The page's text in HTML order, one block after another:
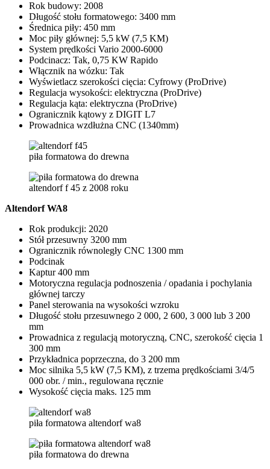
Rok budowy: 2008
Długość stołu formatowego: 3400 mm
Średnica piły: 450 mm
Moc piły głównej: 5,5 kW (7,5 KM)
System prędkości Vario 2000-6000
Podcinacz: Tak, 0,75 KW Rapido
Włącznik na wózku: Tak
Wyświetlacz szerokości cięcia: Cyfrowy (ProDrive)
Regulacja wysokości: elektryczna (ProDrive)
Regulacja kąta: elektryczna (ProDrive)
Ogranicznik kątowy z DIGIT L7
Prowadnica wzdłużna CNC (1340mm)
piła formatowa do drewna
altendorf f 45 z 2008 roku
Altendorf WA8
Rok produkcji: 2020
Stół przesuwny 3200 mm
Ogranicznik równoległy CNC 1300 mm
Podcinak
Kaptur 400 mm
Motoryczna regulacja podnoszenia / opadania i pochylania
głównej tarczy
Panel sterowania na wysokości wzroku
Długość stołu przesuwnego 2 000, 2 600, 3 000 lub 3 200
mm
Prowadnica z regulacją motoryczną, CNC, szerokość cięcia 1
300 mm
Przykładnica poprzeczna, do 3 200 mm
Moc silnika 5,5 kW (7,5 KM), z trzema prędkościami 3/4/5
000 obr. / min., regulowana ręcznie
Wysokość cięcia maks. 125 mm
piła formatowa altendorf wa8
piła formatowa do drewna